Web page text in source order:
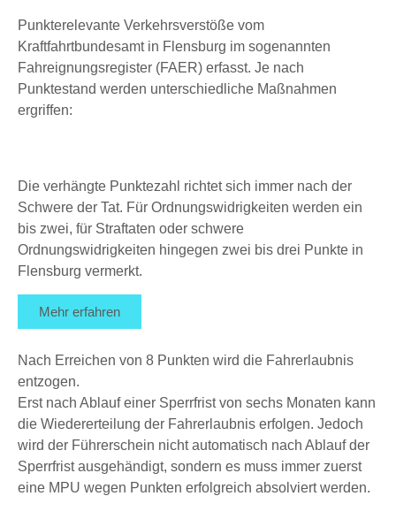
Punkterelevante Verkehrsverstöße vom
Kraftfahrtbundesamt in Flensburg im sogenannten
Fahreignungsregister (FAER) erfasst. Je nach
Punktestand werden unterschiedliche Maßnahmen
ergriffen:
Die verhängte Punktezahl richtet sich immer nach der
Schwere der Tat. Für Ordnungswidrigkeiten werden ein
bis zwei, für Straftaten oder schwere
Ordnungswidrigkeiten hingegen zwei bis drei Punkte in
Flensburg vermerkt.
Mehr erfahren
Nach Erreichen von 8 Punkten wird die Fahrerlaubnis
entzogen.
Erst nach Ablauf einer Sperrfrist von sechs Monaten kann
die Wiedererteilung der Fahrerlaubnis erfolgen. Jedoch
wird der Führerschein nicht automatisch nach Ablauf der
Sperrfrist ausgehändigt, sondern es muss immer zuerst
eine MPU wegen Punkten erfolgreich absolviert werden.